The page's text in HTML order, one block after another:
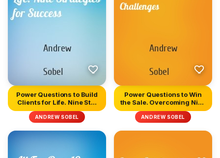
Power Questions to Build
Clients for Life. Nine St...
ANDREW SOBEL
Power Questions to Win
the Sale. Overcoming Nine
C...
ANDREW SOBEL